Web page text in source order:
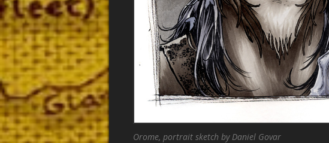
Orome, portrait sketch by Daniel Govar